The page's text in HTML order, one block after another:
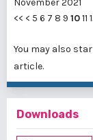
November 2021
<< < 5 6 7 8 9 1011
You may also
article.
Downloads